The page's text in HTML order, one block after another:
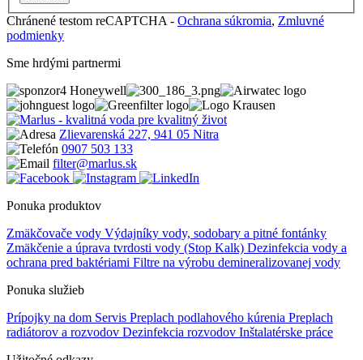
Chránené testom reCAPTCHA - Ochrana súkromia, Zmluvné
podmienky
Sme hrdými partnermi
Zlievarenská 227, 941 05 Nitra
0907 503 133
filter@marlus.sk
Ponuka produktov
Zmäkčovače vody Výdajníky vody, sodobary a pitné fontánky
Zmäkčenie a úprava tvrdosti vody (Stop Kalk) Dezinfekcia vody a
ochrana pred baktériami Filtre na výrobu demineralizovanej vody
Ponuka služieb
Prípojky na dom Servis Preplach podlahového kúrenia Preplach
radiátorov a rozvodov Dezinfekcia rozvodov Inštalatérske práce